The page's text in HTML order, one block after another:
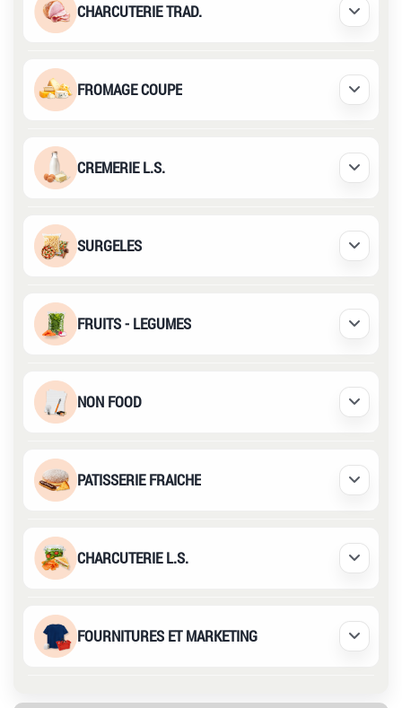
CHARCUTERIE TRAD. Déplier
FROMAGE COUPE Déplier
CREMERIE L.S. Déplier
SURGELES Déplier
FRUITS - LEGUMES Déplier
NON FOOD Déplier
PATISSERIE FRAICHE Déplier
CHARCUTERIE L.S. Déplier
FOURNITURES ET MARKETING Déplier